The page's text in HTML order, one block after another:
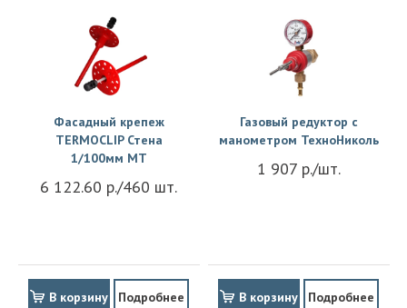
Фасадный крепеж
TERMOCLIP Стена
1/100мм MT
6 122.60 р./460 шт.
В корзину Подробнее
Газовый редуктор с
манометром ТехноНиколь
1 907 р./шт.
В корзину Подробнее